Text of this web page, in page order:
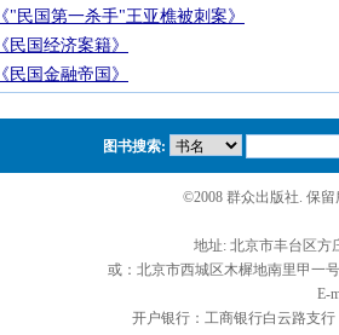
《"民国第一杀手"王亚樵被刺案》
《民国经济案籍》
《民国金融帝国》
图书搜索:
©2008 群众出版社. 保
地址: 北京市丰台区
或：北京市西城区木樨地南里甲一
E-
开户银行：工商银行白云路支